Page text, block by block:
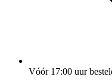
Vóór 17:00 uur